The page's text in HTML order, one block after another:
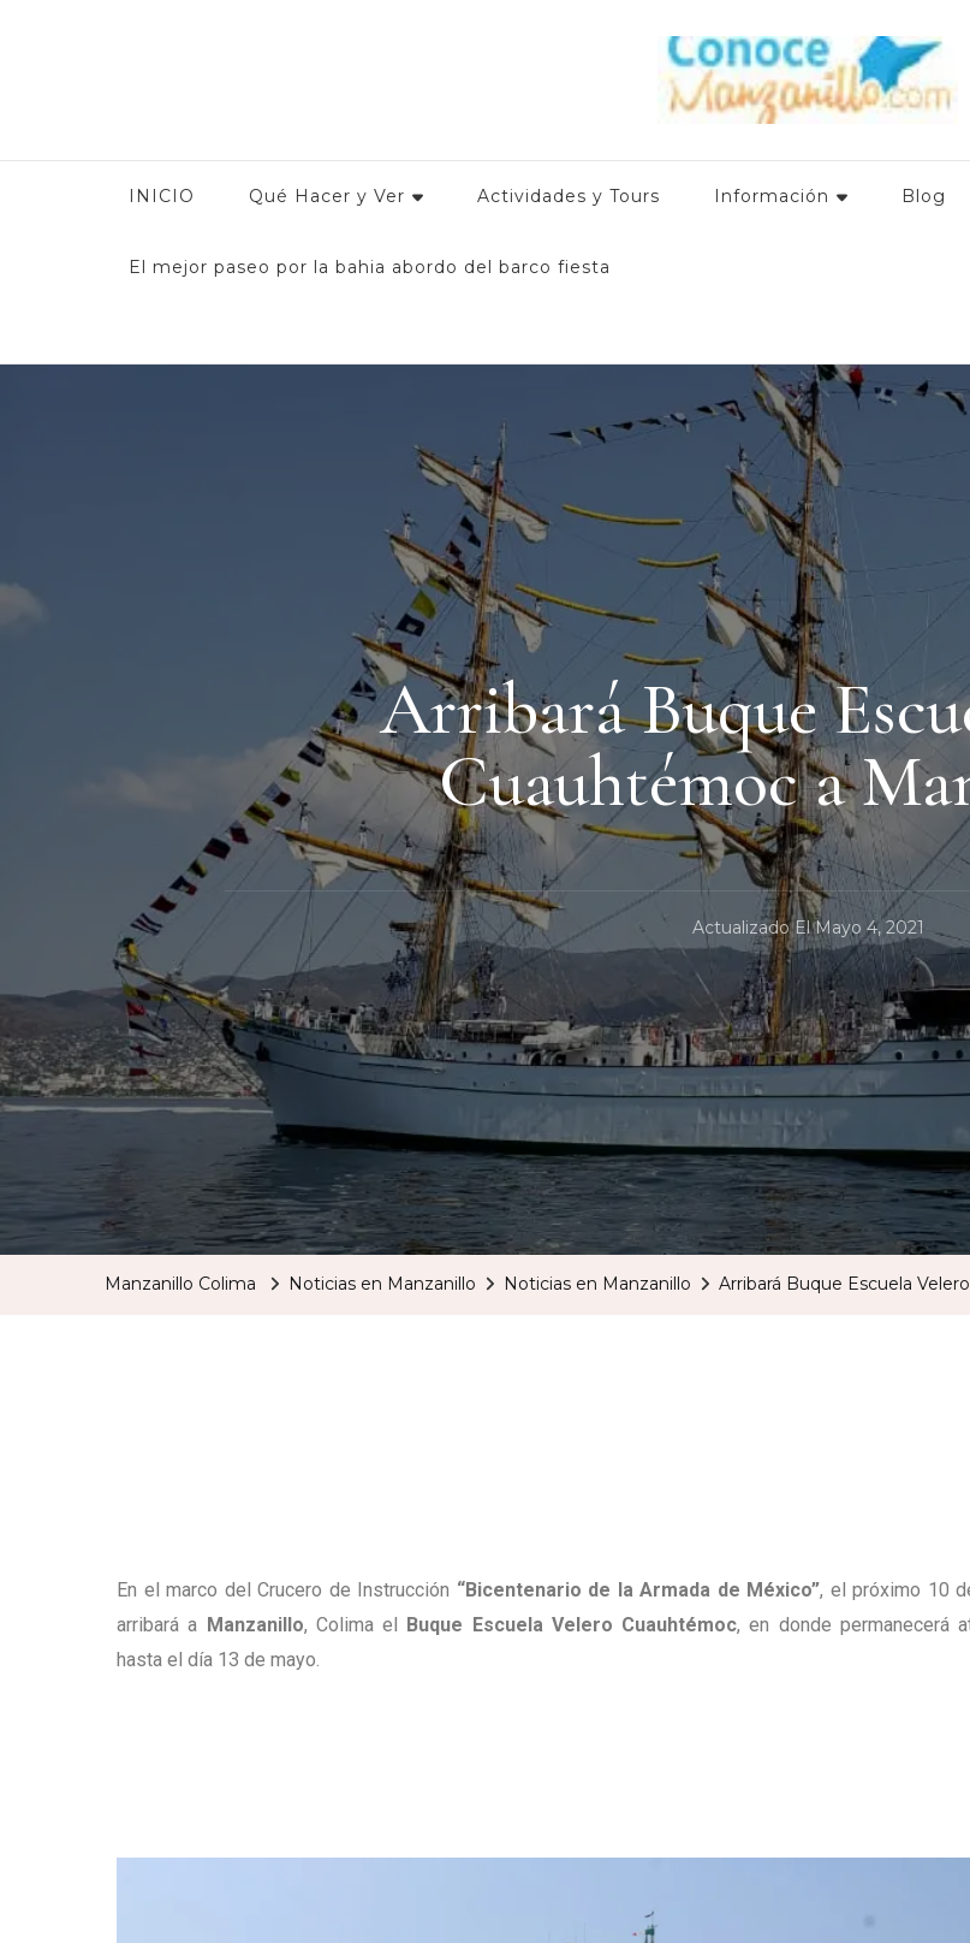
INICIO
Qué Hacer y Ver Actividades y Tours Información Blog
El mejor paseo por la bahia abordo del barco fiesta
Arribará Buque
Cuauhtémoc a
Actualizado ElMayo 4, 2021
Manzanillo Colima Noticias en Manzanillo Noticias en Manzanillo Arribará Buque Escuela
En el marco del Crucero de Instrucción “Bicentenario de la Armada de México”, el próximo 10
arribará a Manzanillo, Colima el Buque Escuela Velero Cuauhtémoc, en donde permanecerá
hasta el día 13 de mayo.